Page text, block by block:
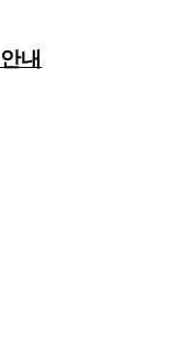
내